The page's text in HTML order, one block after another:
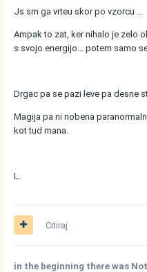
Js sm ga vrteu skor po vzorcu ...
Ampak to zat, ker nihalo je zelo
s svojo energijo... potem samo
Drgac pa se pazi leve pa desne
Magija pa ni nobena
kot tud mana.
L.
Citiraj
in the beginning there was